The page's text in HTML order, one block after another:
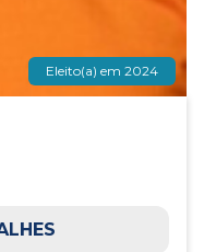
Eleito(a) em 2024